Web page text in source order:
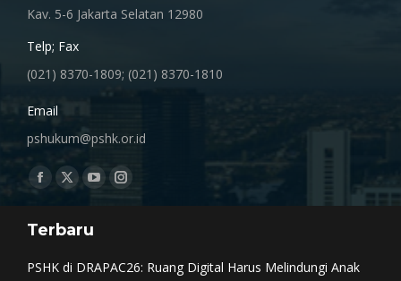
Kav. 5-6 Jakarta Selatan 12980
Telp; Fax
(021) 8370-1809; (021) 8370-1810
Email
pshukum@pshk.or.id
Find us on:
Facebook
opens
X
opens
YouTube
opens
Instagram
Terbaru
PSHK di DRAPAC26: Ruang Digital Harus Melindungi Anak